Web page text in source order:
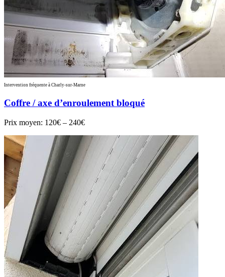
Intervention fréquente à Charly-sur-Marne
Coffre / axe d’enroulement bloqué
Prix moyen: 120€ – 240€